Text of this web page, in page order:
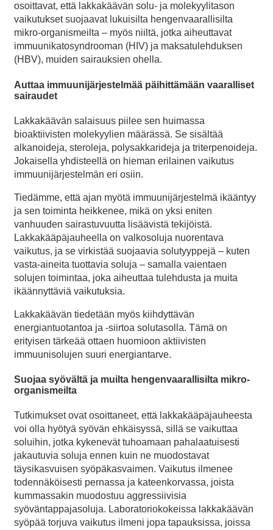
osoittavat, että lakkakäävän solu- ja molekyylitason
vaikutukset suojaavat lukuisilta hengenvaarallisilta
mikro-organismeilta – myös niiltä, jotka aiheuttavat
immuunikatosyndrooman (HIV) ja maksatulehduksen
(HBV), muiden sairauksien ohella.
Auttaa immuunijärjestelmää päihittämään vaaralliset
sairaudet
Lakkakäävän salaisuus piilee sen huimassa
bioaktiivisten molekyylien määrässä. Se sisältää
alkanoideja, steroleja, polysakkarideja ja triterpenoideja.
Jokaisella yhdisteellä on hieman erilainen vaikutus
immuunijärjestelmän eri osiin.
Tiedämme, että ajan myötä immuunijärjestelmä ikääntyy
ja sen toiminta heikkenee, mikä on yksi eniten
vanhuuden sairastuvuutta lisäävistä tekijöistä.
Lakkakääpäjauheella on valkosoluja nuorentava
vaikutus, ja se virkistää suojaavia solutyyppejä – kuten
vasta-aineita tuottavia soluja – samalla vaientaen
solujen toimintaa, joka aiheuttaa tulehdusta ja muita
ikäännyttäviä vaikutuksia.
Lakkakäävän tiedetään myös kiihdyttävän
energiantuotantoa ja -siirtoa solutasolla. Tämä on
erityisen tärkeää ottaen huomioon aktiivisten
immuunisolujen suuri energiantarve.
Suojaa syövältä ja muilta hengenvaarallisilta mikro-
organismeilta
Tutkimukset ovat osoittaneet, että lakkakääpäjauheesta
voi olla hyötyä syövän ehkäisyssä, sillä se vaikuttaa
soluihin, jotka kykenevät tuhoamaan pahalaatuisesti
jakautuvia soluja ennen kuin ne muodostavat
täysikasvuisen syöpäkasvaimen. Vaikutus ilmenee
todennäköisesti pernassa ja kateenkorvassa, joista
kummassakin muodostuu aggressiivisia
syöväntappajasoluja. Laboratoriokokeissa lakkakäävän
syöpää torjuva vaikutus ilmeni jopa tapauksissa, joissa